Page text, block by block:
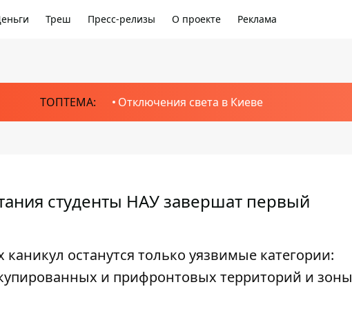
Треш Пресс-релизы О проекте Реклама
ТОПТЕМА: Отключения света в Киеве
студенты НАУ завершат первый
останутся только уязвимые категории:
и прифронтовых территорий и зоны